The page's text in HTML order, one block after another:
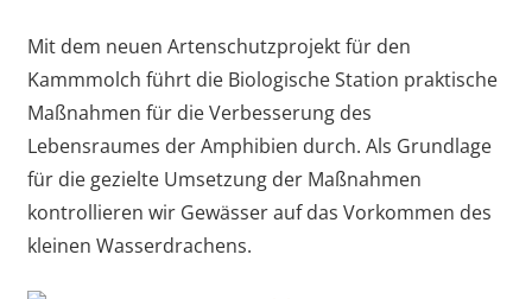
Mit dem neuen Artenschutzprojekt für den
Kammmolch führt die Biologische Station praktische
Maßnahmen für die Verbesserung des
Lebensraumes der Amphibien durch. Als Grundlage
für die gezielte Umsetzung der Maßnahmen
kontrollieren wir Gewässer auf das Vorkommen des
kleinen Wasserdrachens.